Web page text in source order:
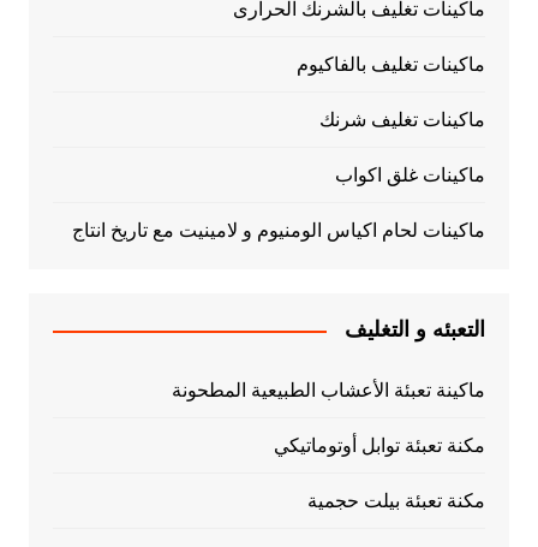
ماكينات تغليف بالشرنك الحرارى
ماكينات تغليف بالفاكيوم
ماكينات تغليف شرنك
ماكينات غلق اكواب
ماكينات لحام اكياس الومنيوم و لامينيت مع تاريخ انتاج
التعبئه و التغليف
ماكينة تعبئة الأعشاب الطبيعية المطحونة
مكنة تعبئة توابل أوتوماتيكي
مكنة تعبئة بيلت حجمية